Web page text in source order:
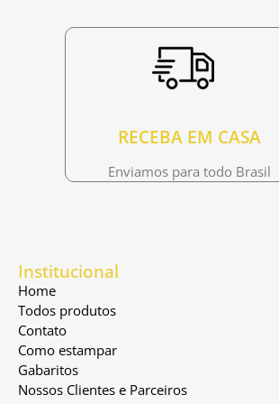
RECEBA EM CASA
Enviamos para todo Brasil
Institucional
Home
Todos produtos
Contato
Como estampar
Gabaritos
Nossos Clientes e Parceiros